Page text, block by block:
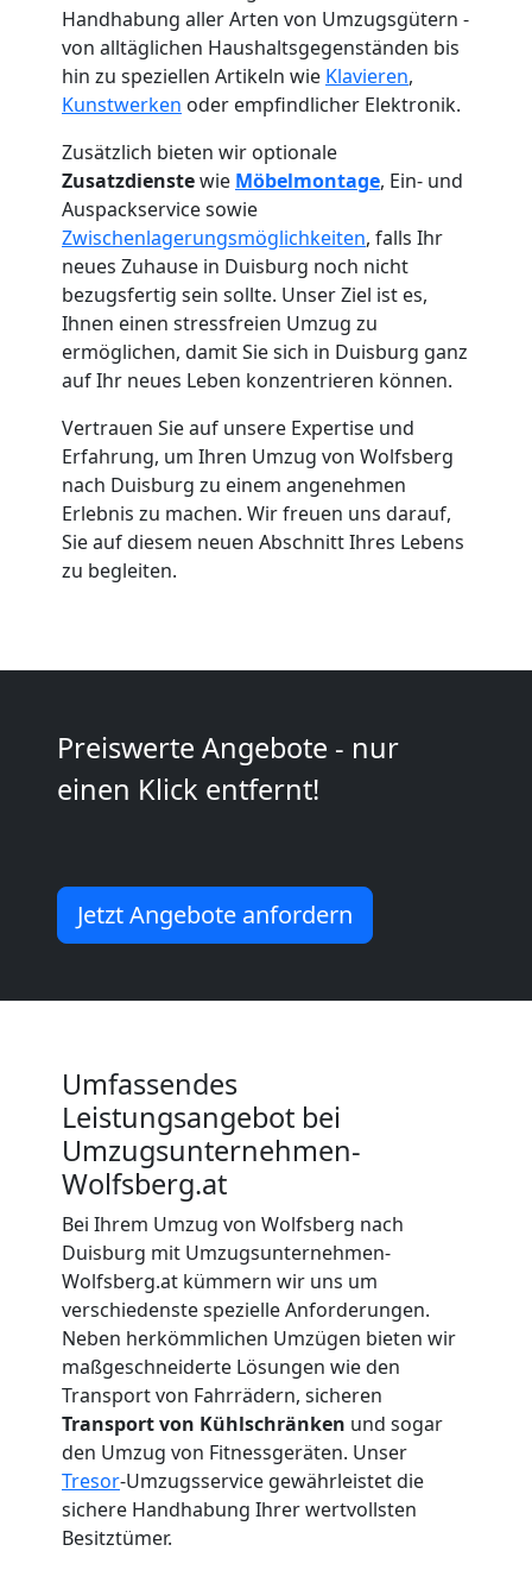
Handhabung aller Arten von Umzugsgütern -
von alltäglichen Haushaltsgegenständen bis
hin zu speziellen Artikeln wie Klavieren,
Kunstwerken oder empfindlicher Elektronik.
Zusätzlich bieten wir optionale
Zusatzdienstewie Möbelmontage, Ein- und
Auspackservice sowie
Zwischenlagerungsmöglichkeiten, falls Ihr
neues Zuhause in Duisburg noch nicht
bezugsfertig sein sollte. Unser Ziel ist es,
Ihnen einen stressfreien Umzug zu
ermöglichen, damit Sie sich in Duisburg ganz
auf Ihr neues Leben konzentrieren können.
Vertrauen Sie auf unsere Expertise und
Erfahrung, um Ihren Umzug von Wolfsberg
nach Duisburg zu einem angenehmen
Erlebnis zu machen. Wir freuen uns darauf,
Sie auf diesem neuen Abschnitt Ihres Lebens
zu begleiten.
Preiswerte Angebote - nur
einen Klick entfernt!
Jetzt Angebote anfordern
Umfassendes
Leistungsangebot bei
Umzugsunternehmen-
Wolfsberg.at
Bei Ihrem Umzug von Wolfsberg nach
Duisburg mit Umzugsunternehmen-
Wolfsberg.at kümmern wir uns um
verschiedenste spezielle Anforderungen.
Neben herkömmlichen Umzügen bieten wir
maßgeschneiderte Lösungen wie den
Transport von Fahrrädern, sicheren
Transport von Kühlschränken und sogar
den Umzug von Fitnessgeräten. Unser
Tresor-Umzugsservice gewährleistet die
sichere Handhabung Ihrer wertvollsten
Besitztümer.
Umzugshelfer
Wolfsberg
Möbeltaxi
Kleintransport
Wolfsberg
Möbelmontage
Wolfsberg
Wolfsberg
Beiladung
Wolfsberg
Mini
Umzug
Wolfsberg
Umzug